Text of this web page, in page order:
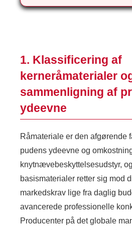
1. Klassificering af
kerneråmaterialer
sammenligning af
ydeevne
Råmateriale er den afgørende
pudens ydeevne og
knytnævebeskyttelsesudstyr,
basismaterialer retter sig mod
markedskrav lige fra daglig
avancerede professionelle
Producenter på det globale